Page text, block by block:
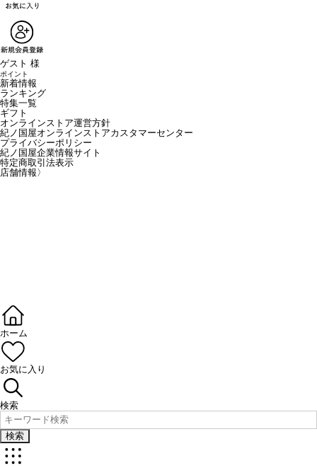
ゲスト 様
ポイント
新着情報
ランキング
特集一覧
ギフト
オンラインストア運営方針
紀ノ国屋オンラインストアカスタマーセンター
プライバシーポリシー
紀ノ国屋企業情報サイト
特定商取引法表示
店舗情報 〉
ホーム
お気に入り
検索
検索